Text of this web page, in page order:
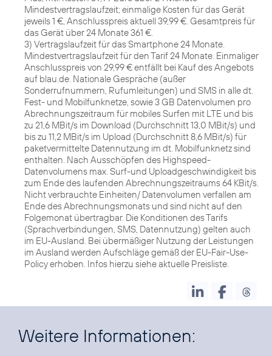
Mindestvertragslaufzeit; einmalige Kosten für das Gerät
jeweils 1 €, Anschlusspreis aktuell 39,99 €. Gesamtpreis für
das Gerät über 24 Monate 361 €.
3) Vertragslaufzeit für das Smartphone 24 Monate.
Mindestvertragslaufzeit für den Tarif 24 Monate. Einmaliger
Anschlusspreis von 29,99 € entfällt bei Kauf des Angebots
auf blau.de. Nationale Gespräche (außer
Sonderrufnummern, Rufumleitungen) und SMS in alle dt.
Fest- und Mobilfunknetze, sowie 3 GB Datenvolumen pro
Abrechnungszeitraum für mobiles Surfen mit LTE und bis
zu 21,6 MBit/s im Download (Durchschnitt 13,0 MBit/s) und
bis zu 11,2 MBit/s im Upload (Durchschnitt 8,6 MBit/s) für
paketvermittelte Datennutzung im dt. Mobilfunknetz sind
enthalten. Nach Ausschöpfen des Highspeed-
Datenvolumens max. Surf-und Uploadgeschwindigkeit bis
zum Ende des laufenden Abrechnungszeitraums 64 KBit/s.
Nicht verbrauchte Einheiten/ Datenvolumen verfallen am
Ende des Abrechnungsmonats und sind nicht auf den
Folgemonat übertragbar. Die Konditionen des Tarifs
(Sprachverbindungen, SMS, Datennutzung) gelten auch
im EU-Ausland. Bei übermäßiger Nutzung der Leistungen
im Ausland werden Aufschläge gemäß der EU-Fair-Use-
Policy erhoben. Infos hierzu siehe aktuelle Preisliste.
Weitere Informationen: